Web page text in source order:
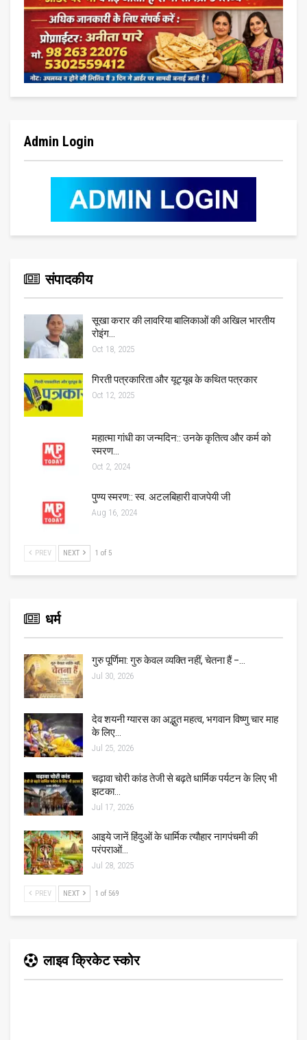
Admin Login
संपादकीय
सूखा करार की लावरिया बालिकाओं की अखिल भारतीय
रोइंग…
Oct 18, 2025
गिरती पत्रकारिता और यूट्यूब के कथित पत्रकार
Oct 12, 2025
महात्मा गांधी का जन्मदिन:: उनके कृतित्व और कर्म को
स्मरण…
Oct 2, 2024
पुण्य स्मरण:: स्व. अटलबिहारी वाजपेयी जी
Aug 16, 2024
PREV NEXT 1 of 5
धर्म
गुरु पूर्णिमा: गुरु केवल व्यक्ति नहीं, चेतना हैं –…
Jul 30, 2026
देव शयनी ग्यारस का अद्भुत महत्व, भगवान विष्णु चार माह
के लिए…
Jul 25, 2026
चढ़ावा चोरी कांड तेजी से बढ़ते धार्मिक पर्यटन के लिए भी
झटका…
Jul 17, 2026
आइये जानें हिंदुओं के धार्मिक त्यौहार नागपंचमी की
परंपराओं…
Jul 28, 2025
PREV NEXT 1 of 569
लाइव क्रिकेट स्कोर